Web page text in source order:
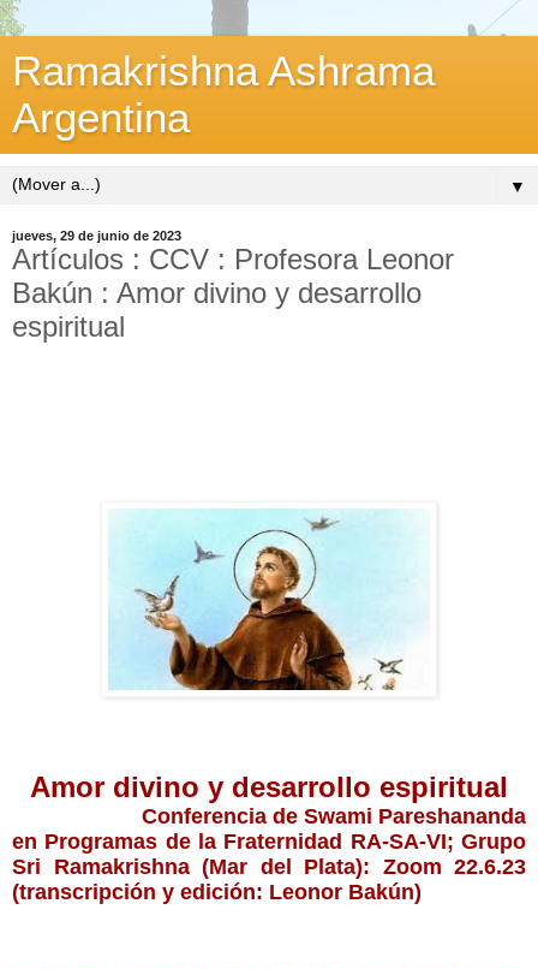
Ramakrishna Ashrama
Argentina
▼
jueves, 29 de junio de 2023
Artículos : CCV : Profesora Leonor
Bakún : Amor divino y desarrollo
espiritual
Amor divino y desarrollo espiritual
Conferencia de Swami Pareshananda
en Programas de la Fraternidad RA-SA-VI; Grupo
Sri Ramakrishna (Mar del Plata): Zoom 22.6.23
(transcripción y edición: Leonor Bakún)